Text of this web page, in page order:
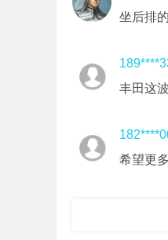
坐后排
丰田这
希望更